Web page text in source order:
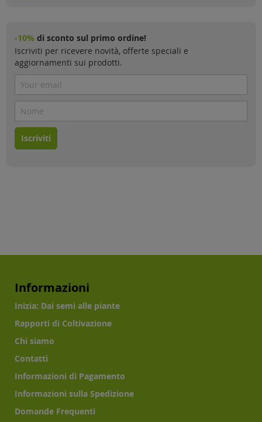
-10% di sconto sul primo ordine!
Iscriviti per ricevere novità, offerte speciali e
aggiornamenti sui prodotti.
Iscriviti
Informazioni
Inizia: Dai semi alle piante
Rapporti di Coltivazione
Chi siamo
Contatti
Informazioni di Pagamento
Informazioni sulla Spedizione
Domande Frequenti